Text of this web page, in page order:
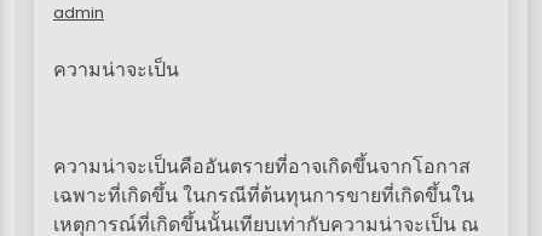
admin
ความน่าจะเป็น
ความน่าจะเป็นคืออันตรายที่อาจเกิดขึ้นจากโอกาส
เฉพาะที่เกิดขึ้น ในกรณีที่ต้นทุนการขายที่เกิดขึ้นใน
เหตุการณ์ที่เกิดขึ้นนั้นเทียบเท่ากับความน่าจะเป็น ณ